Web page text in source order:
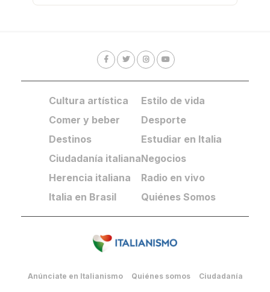
Cultura artística
Comer y beber
Destinos
Ciudadanía italiana
Herencia italiana
Italia en Brasil
Estilo de vida
Desporte
Estudiar en Italia
Negocios
Radio en vivo
Quiénes Somos
Anúnciate en Italianismo Quiénes somos Ciudadanía